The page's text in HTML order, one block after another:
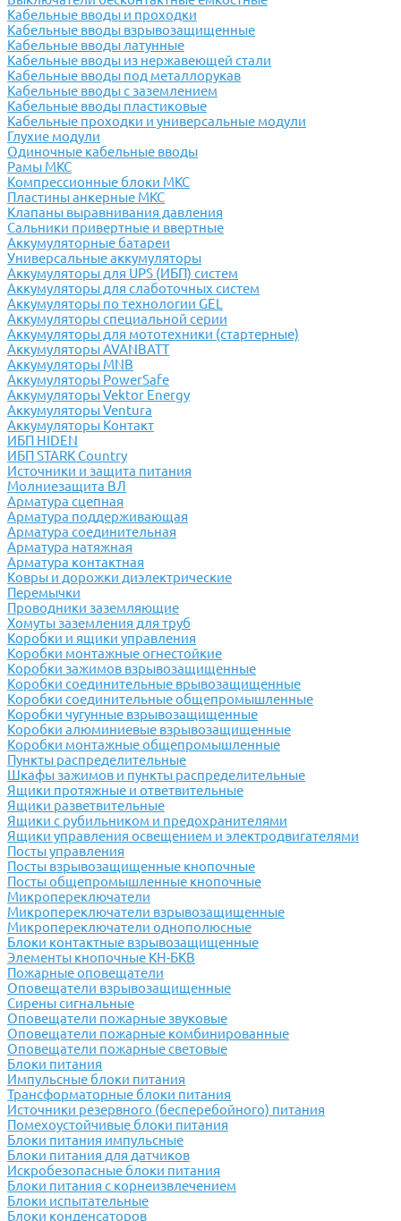
Кабельные вводы и проходки
Кабельные вводы взрывозащищенные
Кабельные вводы латунные
Кабельные вводы из нержавеющей стали
Кабельные вводы под металлорукав
Кабельные вводы с заземлением
Кабельные вводы пластиковые
Кабельные проходки и универсальные модули
Глухие модули
Одиночные кабельные вводы
Рамы МКС
Компрессионные блоки МКС
Пластины анкерные МКС
Клапаны выравнивания давления
Сальники привертные и ввертные
Аккумуляторные батареи
Универсальные аккумуляторы
Аккумуляторы для UPS (ИБП) систем
Аккумуляторы для слаботочных систем
Аккумуляторы по технологии GEL
Аккумуляторы специальной серии
Аккумуляторы для мототехники (стартерные)
Аккумуляторы AVANBATT
Аккумуляторы MNB
Аккумуляторы PowerSafe
Аккумуляторы Vektor Energy
Аккумуляторы Ventura
Аккумуляторы Контакт
ИБП HIDEN
ИБП STARK Country
Источники и защита питания
Молниезащита ВЛ
Арматура сцепная
Арматура поддерживающая
Арматура соединительная
Арматура натяжная
Арматура контактная
Ковры и дорожки диэлектрические
Перемычки
Проводники заземляющие
Хомуты заземления для труб
Коробки и ящики управления
Коробки монтажные огнестойкие
Коробки зажимов взрывозащищенные
Коробки соединительные врывозащищенные
Коробки соединительные общепромышленные
Коробки чугунные взрывозащищенные
Коробки алюминиевые взрывозащищенные
Коробки монтажные общепромышленные
Пункты распределительные
Шкафы зажимов и пункты распределительные
Ящики протяжные и ответвительные
Ящики разветвительные
Ящики с рубильником и предохранителями
Ящики управления освещением и электродвигателями
Посты управления
Посты взрывозащищенные кнопочные
Посты общепромышленные кнопочные
Микропереключатели
Микропереключатели взрывозащищенные
Микропереключатели однополюсные
Блоки контактные взрывозащищенные
Элементы кнопочные КН-БКВ
Пожарные оповещатели
Оповещатели взрывозащищенные
Сирены сигнальные
Оповещатели пожарные звуковые
Оповещатели пожарные комбинированные
Оповещатели пожарные световые
Блоки питания
Импульсные блоки питания
Трансформаторные блоки питания
Источники резервного (бесперебойного) питания
Помехоустойчивые блоки питания
Блоки питания импульсные
Блоки питания для датчиков
Искробезопасные блоки питания
Блоки питания с корнеизвлечением
Блоки испытательные
Блоки конденсаторов